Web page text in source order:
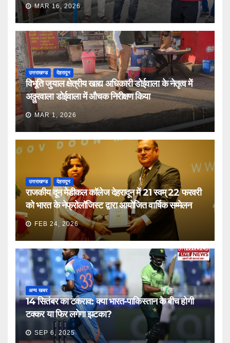
MAR 16, 2026
उत्तराखण्ड देहरादून
विभूति जुयाल क्षेत्रीय खाद्य अधिकारी डोईवाला के नेतृत्व में
अठ्ठुरवाला डोईवाला में औचक निरीक्षण किया
MAR 1, 2026
उत्तराखण्ड देहरादून
राजकीय दून मेडीकल कॉलेज देहरादून में 21 स्वम् 22 फरवरी
को भारत के नेफ्रोलॉजिस्ट द्वारा आयोजित वार्षिक सम्मेलन
FEB 24, 2026
अन्य खबर
14 सितंबर का टकराव: क्या भारत-पाकिस्तान के बीच होगी
टक्कर या फिर लगेगा झटका?
SEP 6, 2025